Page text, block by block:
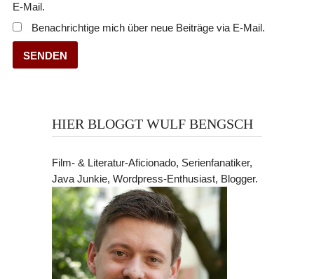
E-Mail.
Benachrichtige mich über neue Beiträge via E-Mail.
HIER BLOGGT WULF BENGSCH
Film- & Literatur-Aficionado, Serienfanatiker,
Java Junkie, Wordpress-Enthusiast, Blogger.